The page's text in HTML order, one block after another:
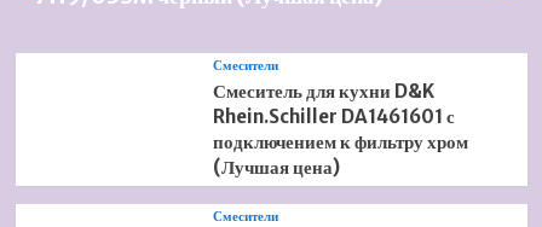
Смесители
Смеситель для кухни D&K
Rhein.Schiller DA1461601 с
подключением к фильтру хром
(Лучшая цена)
Смесители